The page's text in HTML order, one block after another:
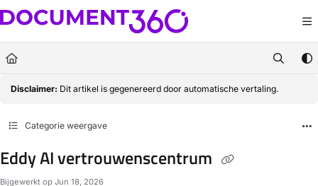
Documentation Index
Fetch the complete documentation index at:https://docs.document360.com/
Use this file to discover all available pages before exploring further.
Disclaimer: Dit artikel is gegenereerd door automatische vertaling.
Categorie weergave
Eddy AI vertrouwenscentrum
Bijgewerkt op Jun 18, 2026